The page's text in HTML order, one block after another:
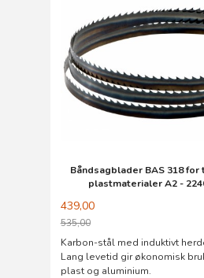
Båndsagblader BAS 318 for
plastmaterialer A2 -
439,00
535,00
Rabatt
Karbon-stål med induktivt
Lang levetid gir økonomisk
plast og aluminium.